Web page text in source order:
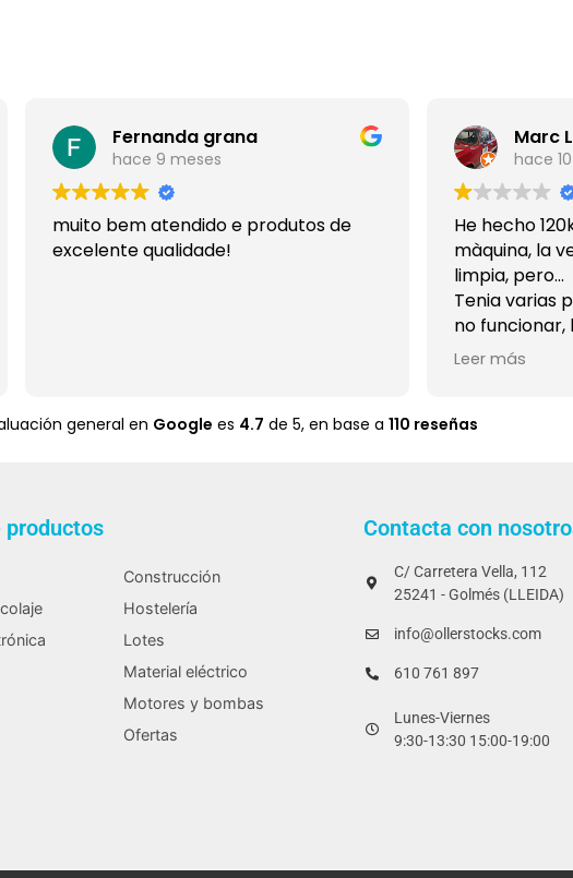
Fernanda grana
hace 9 meses
muito bem atendido e produtos de
excelente qualidade!
Marc
hace
He hecho
màquina, la
limpia, pero...
Tenia varias
no
provarla y
Lo he
fotos y
calidad de
altura.
Leer más
general en Google es 4.7 de 5, en base a 110 reseñas
productos
Construcción
Hostelería
Lotes
Material eléctrico
Motores y bombas
Ofertas
Contacta con
C/ Carretera Vella, 112
25241 - Golmés (LLEIDA)
info@ollerstocks.com
610 761 897
Lunes-Viernes
9:30-13:30 15:00-19:00